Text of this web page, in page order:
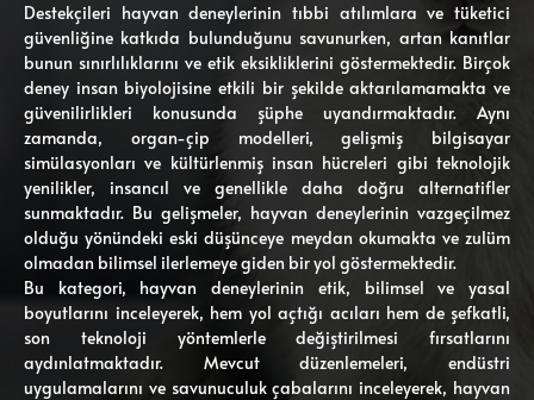
Destekçileri hayvan deneylerinin tıbbi atılımlara ve tüketici
güvenliğine katkıda bulunduğunu savunurken, artan kanıtlar
bunun sınırlılıklarını ve etik eksikliklerini göstermektedir. Birçok
deney insan biyolojisine etkili bir şekilde aktarılamamakta ve
güvenilirlikleri konusunda şüphe uyandırmaktadır. Aynı
zamanda, organ-çip modelleri, gelişmiş bilgisayar
simülasyonları ve kültürlenmiş insan hücreleri gibi teknolojik
yenilikler, insancıl ve genellikle daha doğru alternatifler
sunmaktadır. Bu gelişmeler, hayvan deneylerinin vazgeçilmez
olduğu yönündeki eski düşünceye meydan okumakta ve zulüm
olmadan bilimsel ilerlemeye giden bir yol göstermektedir.
Bu kategori, hayvan deneylerinin etik, bilimsel ve yasal
boyutlarını inceleyerek, hem yol açtığı acıları hem de şefkatli,
son teknoloji yöntemlerle değiştirilmesi fırsatlarını
aydınlatmaktadır. Mevcut düzenlemeleri, endüstri
uygulamalarını ve savunuculuk çabalarını inceleyerek, hayvan